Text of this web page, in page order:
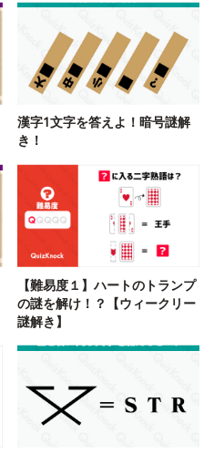
漢字1文字を答えよ！暗号謎解
き！
【難易度１】ハートのトランプ
の謎を解け！？【ウィークリー
謎解き】